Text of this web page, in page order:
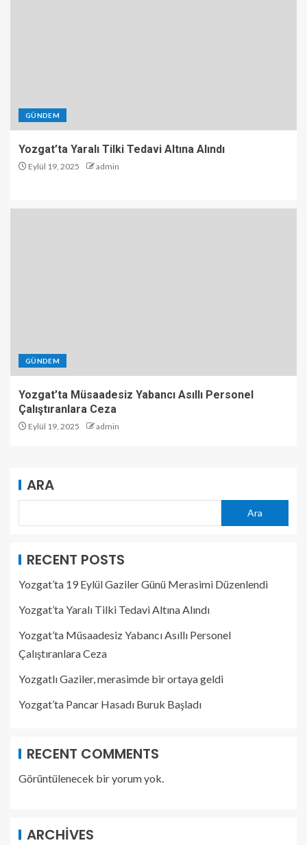
GÜNDEM
Yozgat’ta Yaralı Tilki Tedavi Altına Alındı
Eylül 19, 2025 admin
GÜNDEM
Yozgat’ta Müsaadesiz Yabancı Asıllı Personel
Çalıştıranlara Ceza
Eylül 19, 2025 admin
ARA
Ara
RECENT POSTS
Yozgat’ta 19 Eylül Gaziler Günü Merasimi Düzenlendi
Yozgat’ta Yaralı Tilki Tedavi Altına Alındı
Yozgat’ta Müsaadesiz Yabancı Asıllı Personel
Çalıştıranlara Ceza
Yozgatlı Gaziler, merasimde bir ortaya geldi
Yozgat’ta Pancar Hasadı Buruk Başladı
RECENT COMMENTS
Görüntülenecek bir yorum yok.
ARCHIVES